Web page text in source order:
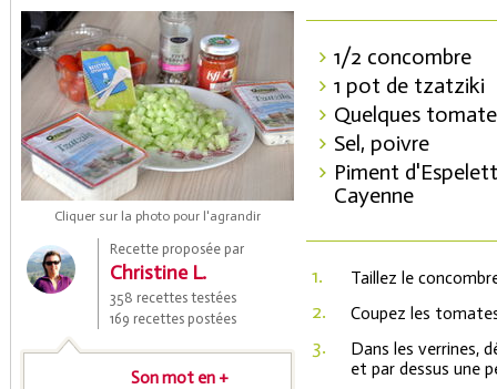
Cliquer sur la photo pour l'agrandir
Recette proposée par
Christine L.
358 recettes testées
169 recettes postées
Son mot en +
1/2 concombre
1 pot de tzatziki
Quelques
Sel, poivre
Piment
Cayenne
1. Taillez le
2. Coupez les
3.
Dans les verrines,
et par dessus une
Coupons de réduction
Saveurs de l'Année